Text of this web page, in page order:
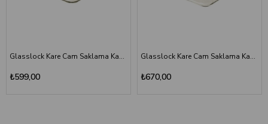
Glasslock Kare Cam Saklama Kabı 490 ml - Porsiyonluk, Fırın Uyumlu Temperli Cam
₺599,00
Glasslock Kare Cam Saklama Kabı 900 ml - Fırın ve Mikrodalga İçin Şok Dayanımlı
₺670,00